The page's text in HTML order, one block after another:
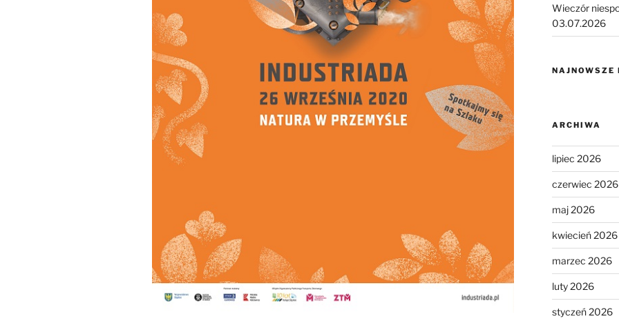
Wieczór
03.07.2026
NAJNOWSZE
ARCHIWA
lipiec 2026
czerwiec 2026
maj 2026
kwiecień 2026
marzec 2026
luty 2026
styczeń 2026